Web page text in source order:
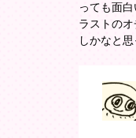
っても面白
ラストの
しかなと思